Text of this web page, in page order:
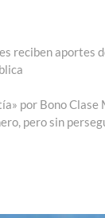
reciben aportes
por Bono Clase
pero sin